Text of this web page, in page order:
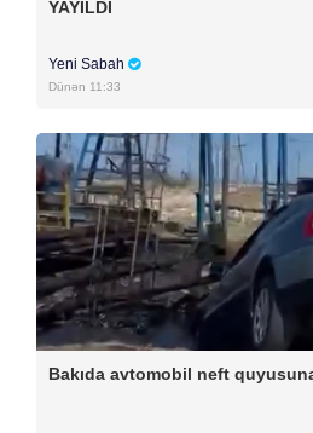
YAYILDI
Yeni Sabah
Dünən 11:33
Bakıda avtomobil neft